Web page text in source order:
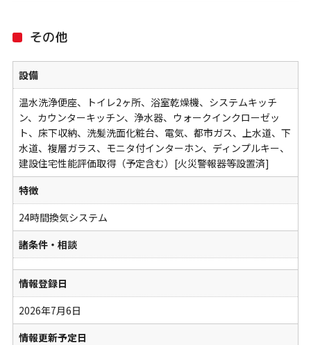
その他
設備
温水洗浄便座、トイレ2ヶ所、浴室乾燥機、システムキッチ
ン、カウンターキッチン、浄水器、ウォークインクローゼッ
ト、床下収納、洗髪洗面化粧台、電気、都市ガス、上水道、下
水道、複層ガラス、モニタ付インターホン、ディンプルキー、
建設住宅性能評価取得（予定含む）[火災警報器等設置済]
特徴
24時間換気システム
諸条件・相談
情報登録日
2026年7月6日
情報更新予定日